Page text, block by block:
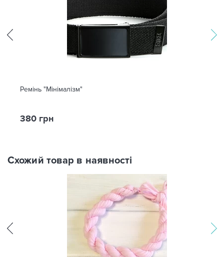
Ремінь "Мінімалізм"
380 грн
Схожий товар в наявності